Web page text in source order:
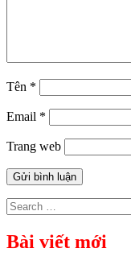
Tên *
Email *
Trang web
Search
for:
Bài viết mới